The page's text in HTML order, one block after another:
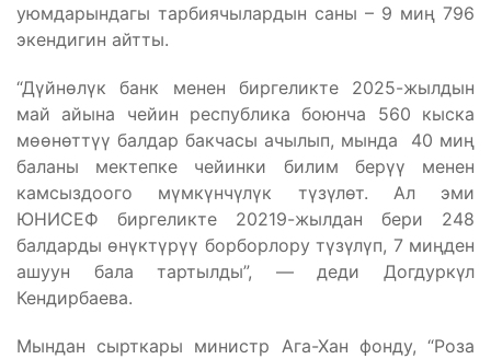
уюмдарындагы тарбиячылардын саны – 9 миң 796
экендигин айтты.
“Дүйнөлүк банк менен биргеликте 2025-жылдын
май айына чейин республика боюнча 560 кыска
мөөнөттүү балдар бакчасы ачылып, мында 40 миң
баланы мектепке чейинки билим берүү менен
камсыздоого мүмкүнчүлүк түзүлөт. Ал эми
ЮНИСЕФ биргеликте 20219-жылдан бери 248
балдарды өнүктүрүү борборлору түзүлүп, 7 миңден
ашуун бала тартылды”, — деди Догдуркүл
Кендирбаева.
Мындан сырткары министр Ага-Хан фонду, “Роза